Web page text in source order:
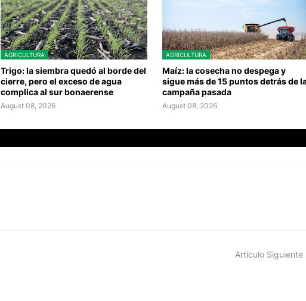
AGRICULTURA
Trigo: la siembra quedó al borde del
cierre, pero el exceso de agua
complica al sur bonaerense
August 08, 2026
AGRICULTURA
Maíz: la cosecha no despega y
sigue más de 15 puntos detrás de
campaña pasada
August 08, 2026
Artículo Siguiente